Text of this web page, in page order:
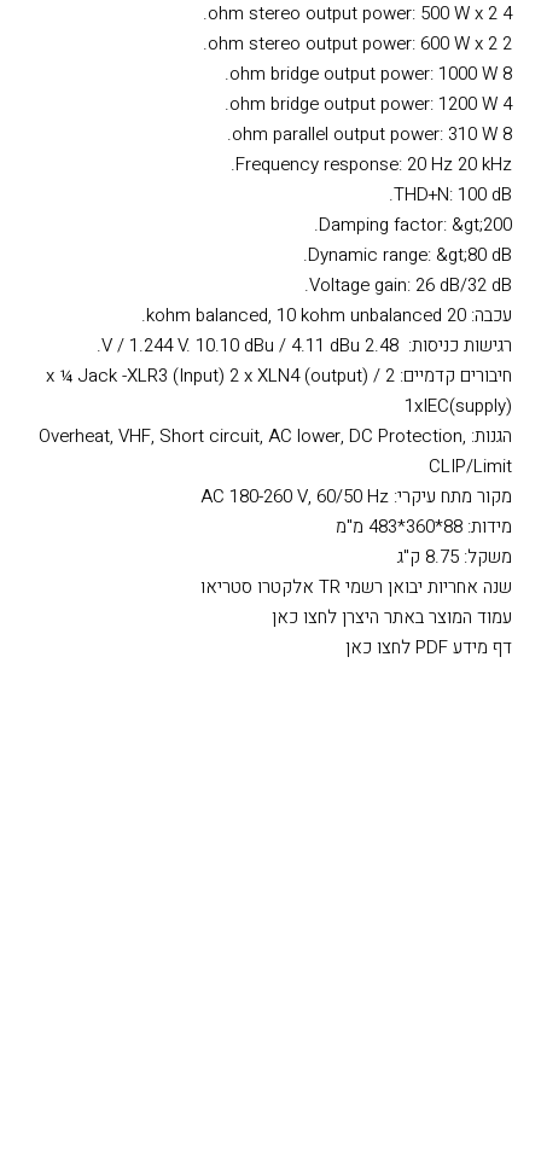
4 ohm stereo output power: 500 W x 2.
2 ohm stereo output power: 600 W x 2.
8 ohm bridge output power: 1000 W.
4 ohm bridge output power: 1200 W.
8 ohm parallel output power: 310 W.
Frequency response: 20 Hz 20 kHz.
THD+N: 100 dB.
Damping factor: &gt;200.
Dynamic range: &gt;80 dB.
Voltage gain: 26 dB/32 dB.
עכבה: 20 kohm balanced, 10 kohm unbalanced.
רגישות כניסות: 2.48 V / 1.244 V. 10.10 dBu / 4.11 dBu.
חיבורים קדמיים: 2 x ¼ Jack -XLR3 (Input) 2 x XLN4 (output) /
1xIEC(supply)
הגנות: Overheat, VHF, Short circuit, AC lower, DC Protection,
CLIP/Limit
מקור מתח עיקרי: AC 180-260 V, 60/50 Hz
מידות: 88*360*483 מ"מ
משקל: 8.75 ק"ג
שנה אחריות יבואן רשמי TR אלקטרו סטריאו
עמוד המוצר באתר היצרן לחצו כאן
דף מידע PDF לחצו כאן